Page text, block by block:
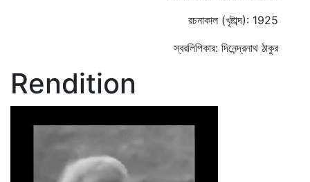
রচনাকাল (খৃষ্টাব্দ): 1925
স্বরলিপিকার: দিনেন্দ্রনাথ ঠাকুর
Rendition